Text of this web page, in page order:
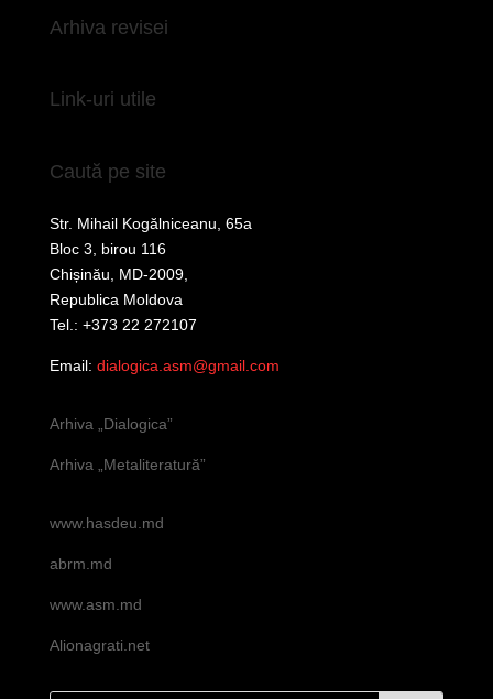
Arhiva revisei
Link-uri utile
Caută pe site
Str. Mihail Kogălniceanu, 65a
Bloc 3, birou 116
Chișinău, MD-2009,
Republica Moldova
Tel.: +373 22 272107
Email: dialogica.asm@gmail.com
Arhiva „Dialogica”
Arhiva „Metaliteratură”
www.hasdeu.md
abrm.md
www.asm.md
Alionagrati.net